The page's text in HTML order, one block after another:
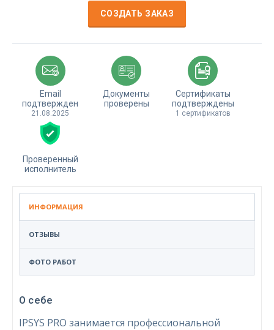
СОЗДАТЬ ЗАКАЗ
Email
подтвержден
21.08.2025
Документы
проверены
Сертификаты
подтверждены
1 сертификатов
Проверенный
исполнитель
ИНФОРМАЦИЯ
ОТЗЫВЫ
ФОТО РАБОТ
О себе
IPSYS PRO занимается профессиональной